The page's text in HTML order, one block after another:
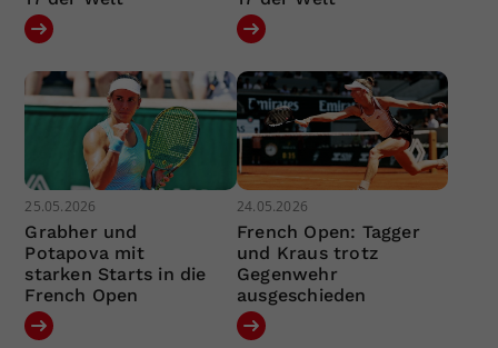
25.05.2026
Grabher und
Potapova mit
starken Starts in die
French Open
24.05.2026
French Open: Tagger
und Kraus trotz
Gegenwehr
ausgeschieden